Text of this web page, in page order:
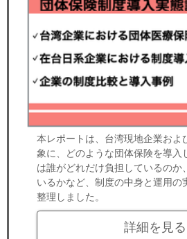
本レポートは、台湾現地企業およ
象に、どのような団体保険を導入
は誰がどれだけ負担しているのか
いるかなど、制度の中身と運用の
整理しました。
詳細を見る